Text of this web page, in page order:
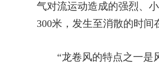
气对流运动造成的强烈、
300米，发生至消散的时间
“龙卷风的特点之一是风